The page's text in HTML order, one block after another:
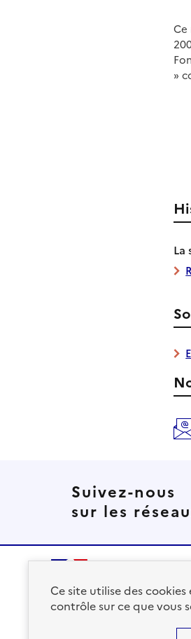
Ce
»
La
Suivez-nous
sur les
Ce site utilise des
contrôle sur ce que vous